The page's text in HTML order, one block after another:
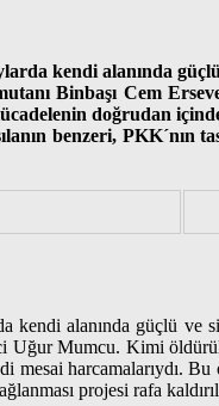
kendi alanında
Binbaşı Cem
doğrudan
benzeri, PKK´nın
alanında güçlü ve
Uğur Mumcu. Kimi
harcamalarıydı. Bu
projesi rafa